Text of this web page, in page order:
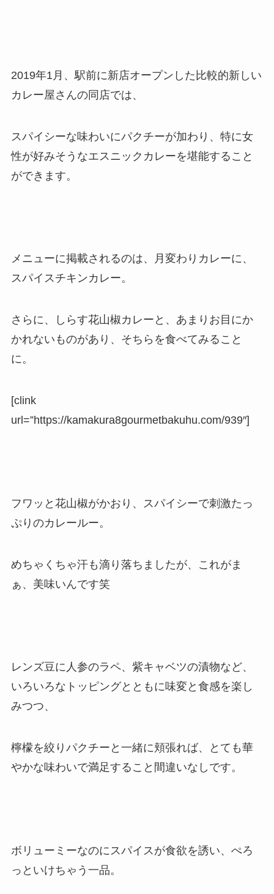
2019年1月、駅前に新店オープンした比較的新しい
カレー屋さんの同店では、
スパイシーな味わいにパクチーが加わり、特に女
性が好みそうなエスニックカレーを堪能すること
ができます。
メニューに掲載されるのは、月変わりカレーに、
スパイスチキンカレー。
さらに、しらす花山椒カレーと、あまりお目にか
かれないものがあり、そちらを食べてみること
に。
[clink
url=”https://kamakura8gourmetbakuhu.com/939″]
フワッと花山椒がかおり、スパイシーで刺激たっ
ぷりのカレールー。
めちゃくちゃ汗も滴り落ちましたが、これがま
ぁ、美味いんです笑
レンズ豆に人参のラペ、紫キャベツの漬物など、
いろいろなトッピングとともに味変と食感を楽し
みつつ、
檸檬を絞りパクチーと一緒に頬張れば、とても華
やかな味わいで満足すること間違いなしです。
ボリューミーなのにスパイスが食欲を誘い、ぺろ
っといけちゃう一品。